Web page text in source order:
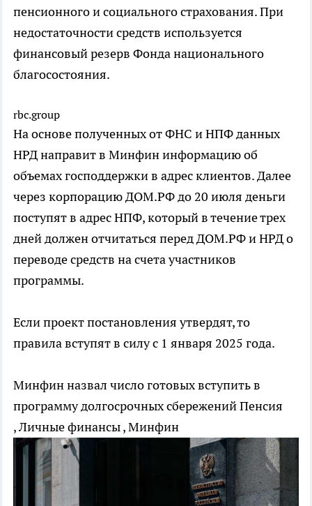
пенсионного и социального страхования. При
недостаточности средств используется
финансовый резерв Фонда национального
благосостояния.
rbc.group
На основе полученных от ФНС и НПФ данных
НРД направит в Минфин информацию об
объемах господдержки в адрес клиентов. Далее
через корпорацию ДОМ.РФ до 20 июля деньги
поступят в адрес НПФ, который в течение трех
дней должен отчитаться перед ДОМ.РФ и НРД о
переводе средств на счета участников
программы.
Если проект постановления утвердят, то
правила вступят в силу с 1 января 2025 года.
Минфин назвал число готовых вступить в
программу долгосрочных сбереженийПенсия
, Личные финансы , Минфин